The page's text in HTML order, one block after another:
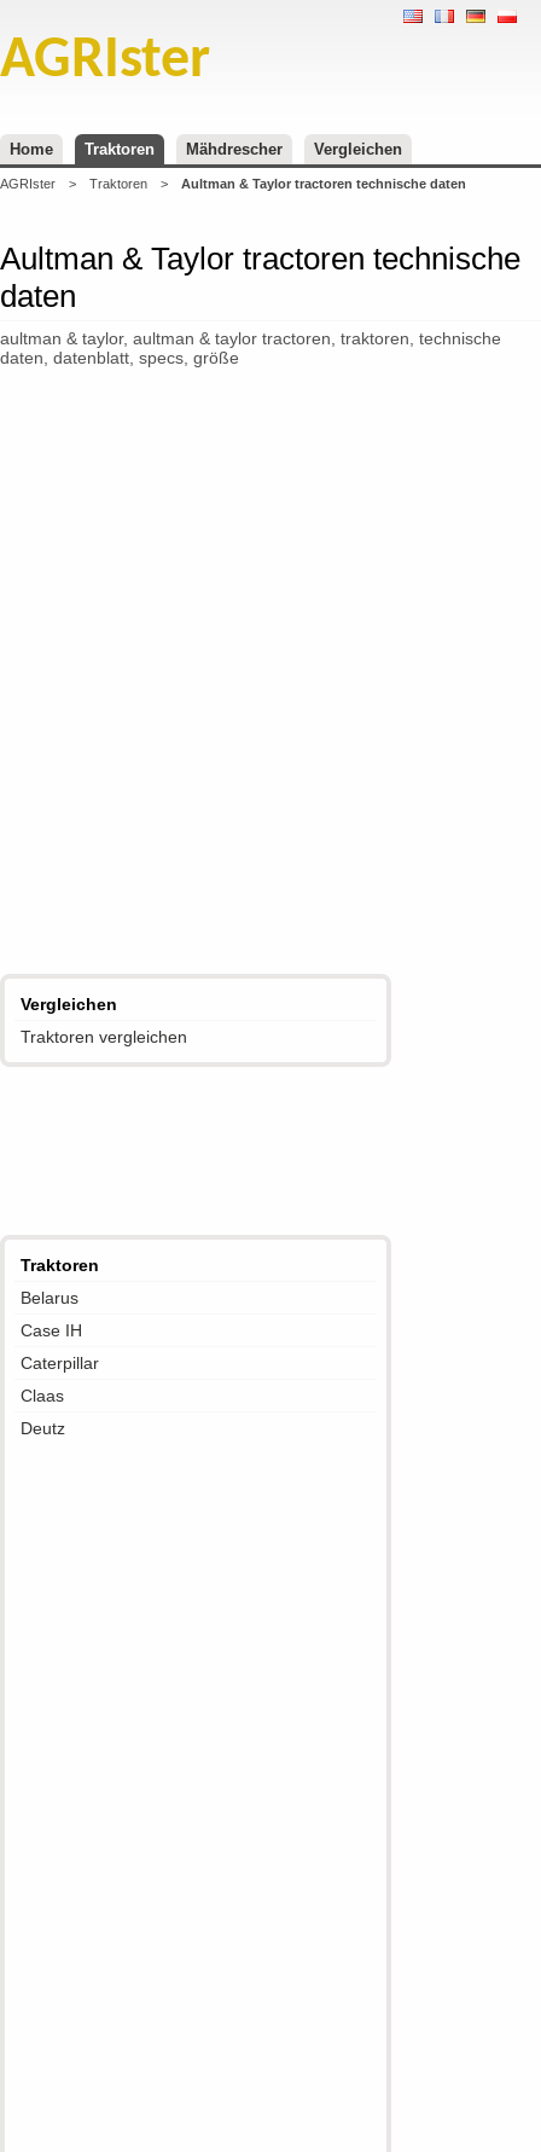
AGRIster
Home Traktoren Mähdrescher Vergleichen
AGRIster > Traktoren > Aultman & Taylor tractoren technische daten
Aultman & Taylor tractoren technische
daten
aultman & taylor, aultman & taylor tractoren, traktoren, technische
daten, datenblatt, specs, größe
Vergleichen
Traktoren vergleichen
Traktoren
Belarus
Case IH
Caterpillar
Claas
Deutz